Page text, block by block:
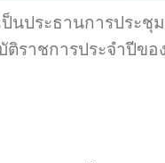
ป็นประธานการประชุ
ติราชการประจำปีขอ